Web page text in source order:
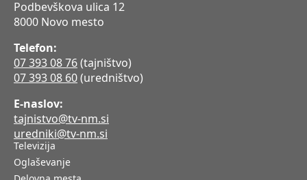
Podbevškova ulica 12
8000 Novo mesto
Telefon:
07 393 08 76(tajništvo)
07 393 08 60(uredništvo)
E-naslov:
tajnistvo@tv-nm.si
uredniki@tv-nm.si
Televizija
Oglaševanje